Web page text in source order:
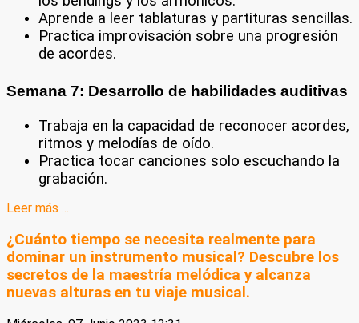
Aprende a leer tablaturas y partituras sencillas.
Practica improvisación sobre una progresión
de acordes.
Semana 7: Desarrollo de habilidades auditivas
Trabaja en la capacidad de reconocer acordes,
ritmos y melodías de oído.
Practica tocar canciones solo escuchando la
grabación.
Leer más ...
¿Cuánto tiempo se necesita realmente para
dominar un instrumento musical? Descubre los
secretos de la maestría melódica y alcanza
nuevas alturas en tu viaje musical.